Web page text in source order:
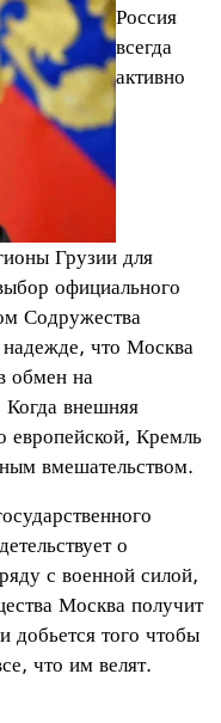
Россия
всегда
активно
Грузии для
официального
Содружества
что Москва
обмен на
Когда внешняя
европейской, Кремль
вмешательством.
о
с военной силой,
Москва получит
добьется того чтобы
что им велят.